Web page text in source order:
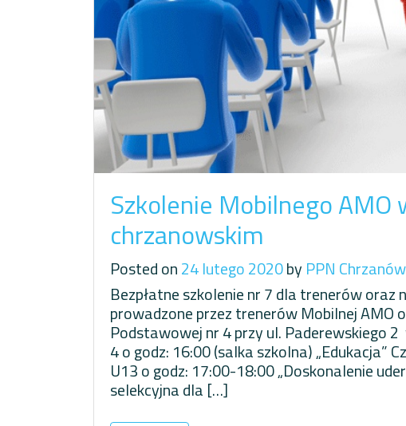
Szkolenie Mobilnego AMO
chrzanowskim
Posted on24 lutego 2020by PPN Chrzanów
Bezpłatne szkolenie nr 7 dla trenerów
prowadzone przez trenerów Mobilnej AMO
Podstawowej nr 4 przy ul. Paderewskiego
4 o godz: 16:00 (salka szkolna) „Edukacja”
U13 o godz: 17:00-18:00 „Doskonalenie
selekcyjna dla […]